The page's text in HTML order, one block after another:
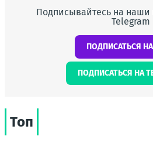
Подписывайтесь на
Telegram
ПОДПИСАТЬСЯ
ПОДПИСАТЬСЯ НА
Топ